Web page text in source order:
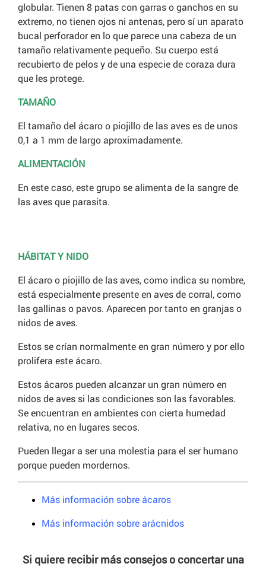
globular. Tienen 8 patas con garras o ganchos en su
extremo, no tienen ojos ni antenas, pero sí un aparato
bucal perforador en lo que parece una cabeza de un
tamaño relativamente pequeño. Su cuerpo está
recubierto de pelos y de una especie de coraza dura
que les protege.
TAMAÑO
El tamaño del ácaro o piojillo de las aves es de unos
0,1 a 1 mm de largo aproximadamente.
ALIMENTACIÓN
En este caso, este grupo se alimenta de la sangre de
las aves que parasita.
HÁBITAT Y NIDO
El ácaro o piojillo de las aves, como indica su nombre,
está especialmente presente en aves de corral, como
las gallinas o pavos. Aparecen por tanto en granjas o
nidos de aves.
Estos se crían normalmente en gran número y por ello
prolifera este ácaro.
Estos ácaros pueden alcanzar un gran número en
nidos de aves si las condiciones son las favorables.
Se encuentran en ambientes con cierta humedad
relativa, no en lugares secos.
Pueden llegar a ser una molestia para el ser humano
porque pueden mordernos.
Más información sobre ácaros
Más información sobre arácnidos
Si quiere recibir más consejos o concertar una